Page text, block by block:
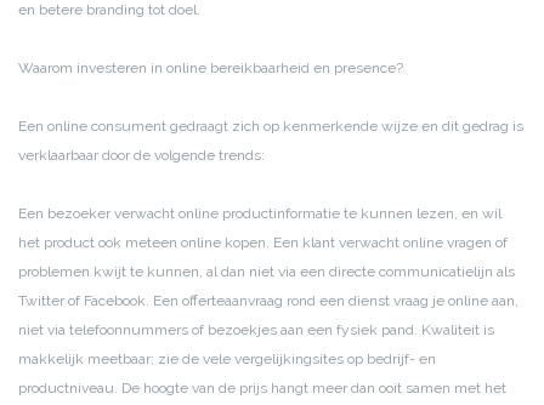
en betere branding tot doel.
Waarom investeren in online bereikbaarheid en presence?
Een online consument gedraagt zich op kenmerkende wijze en dit gedrag is
verklaarbaar door de volgende trends:
Een bezoeker verwacht online productinformatie te kunnen lezen, en wil
het product ook meteen online kopen. Een klant verwacht online vragen of
problemen kwijt te kunnen, al dan niet via een directe communicatielijn als
Twitter of Facebook. Een offerteaanvraag rond een dienst vraag je online aan,
niet via telefoonnummers of bezoekjes aan een fysiek pand. Kwaliteit is
makkelijk meetbaar; zie de vele vergelijkingsites op bedrijf- en
productniveau. De hoogte van de prijs hangt meer dan ooit samen met het